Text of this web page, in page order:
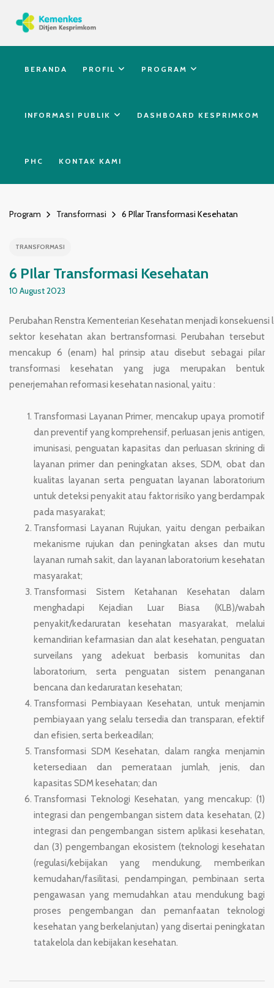
BERANDA PROFIL PROGRAM
INFORMASI PUBLIK DASHBOARD KESPRIMKOM
PHC KONTAK KAMI
Program Transformasi 6 PIlar Transformasi Kesehatan
TRANSFORMASI
6 PIlar Transformasi Kesehatan
10 August 2023
Perubahan RenstraKementerian Kesehatan menjadi konsekuensi
sektor kesehatan akan bertransformasi. Perubahan tersebut
mencakup 6 (enam) hal prinsip atau disebut sebagai pilar
transformasi kesehatan yang juga merupakan bentuk
penerjemahan reformasi kesehatan nasional, yaitu :
Transformasi Layanan Primer, mencakup upaya promotif
dan preventif yang komprehensif, perluasan jenis antigen,
imunisasi, penguatan kapasitas dan perluasan skrining di
layanan primer dan peningkatan akses, SDM, obat dan
kualitas layanan serta penguatan layanan laboratorium
untukdeteksi penyakitatau faktorrisiko yang berdampak
padamasyarakat;
Transformasi Layanan Rujukan, yaitu dengan perbaikan
mekanisme rujukan dan peningkatan akses dan mutu
layanan rumah sakit, dan layanan laboratorium kesehatan
masyarakat;
Transformasi
Sistem Ketahanan Kesehatan
dalam
menghadapi
Kejadian Luar Biasa
(KLB)/wabah
penyakit/kedaruratan
kesehatan masyarakat,
melalui
kemandirian kefarmasian dan alat kesehatan, penguatan
surveilans
yang adekuat berbasis komunitas
dan
laboratorium,
serta penguatan sistem
penanganan
bencanadan kedaruratan kesehatan;
Transformasi Pembiayaan Kesehatan, untuk menjamin
pembiayaan yang selalu tersedia dan transparan, efektif
dan efisien, serta berkeadilan;
Transformasi SDM Kesehatan, dalam rangka menjamin
ketersediaan
dan pemerataan jumlah, jenis,
dan
kapasitas SDM kesehatan; dan
Transformasi Teknologi Kesehatan, yang mencakup: (1)
integrasi dan pengembangan sistem data kesehatan, (2)
integrasi dan pengembangan sistem aplikasi kesehatan,
dan (3) pengembangan ekosistem (teknologi kesehatan
(regulasi/kebijakan
yang mendukung,
memberikan
kemudahan/fasilitasi, pendampingan, pembinaan serta
pengawasan yang memudahkan atau mendukung bagi
proses pengembangan dan pemanfaatan
teknologi
kesehatan yang berkelanjutan) yang disertai peningkatan
tatakeloladan kebijakan kesehatan.